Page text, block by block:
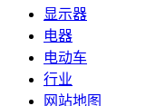
显示器
电器
电动车
行业
网站地图